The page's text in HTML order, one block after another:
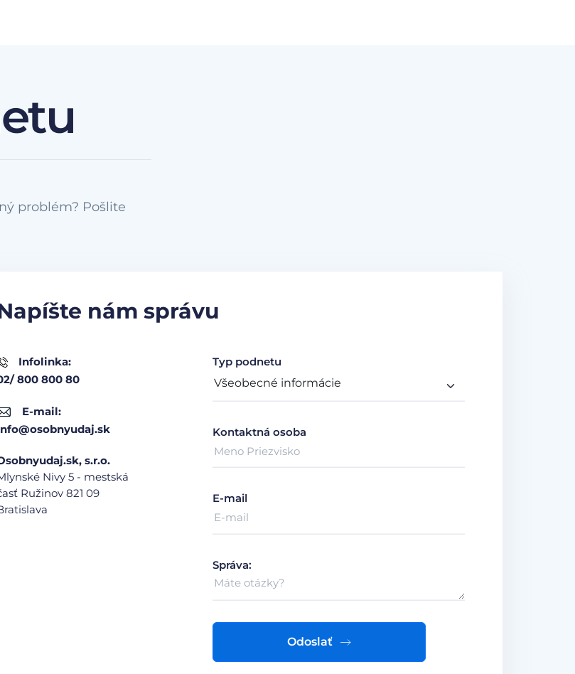
problém? Pošlite
nám správu
Infolinka:
800 800 80
E-mail:
s.r.o.
Nivy 5 - mestská
Ružinov 821 09
Typ podnetu
Kontaktná osoba
E-mail
Správa:
Odoslať